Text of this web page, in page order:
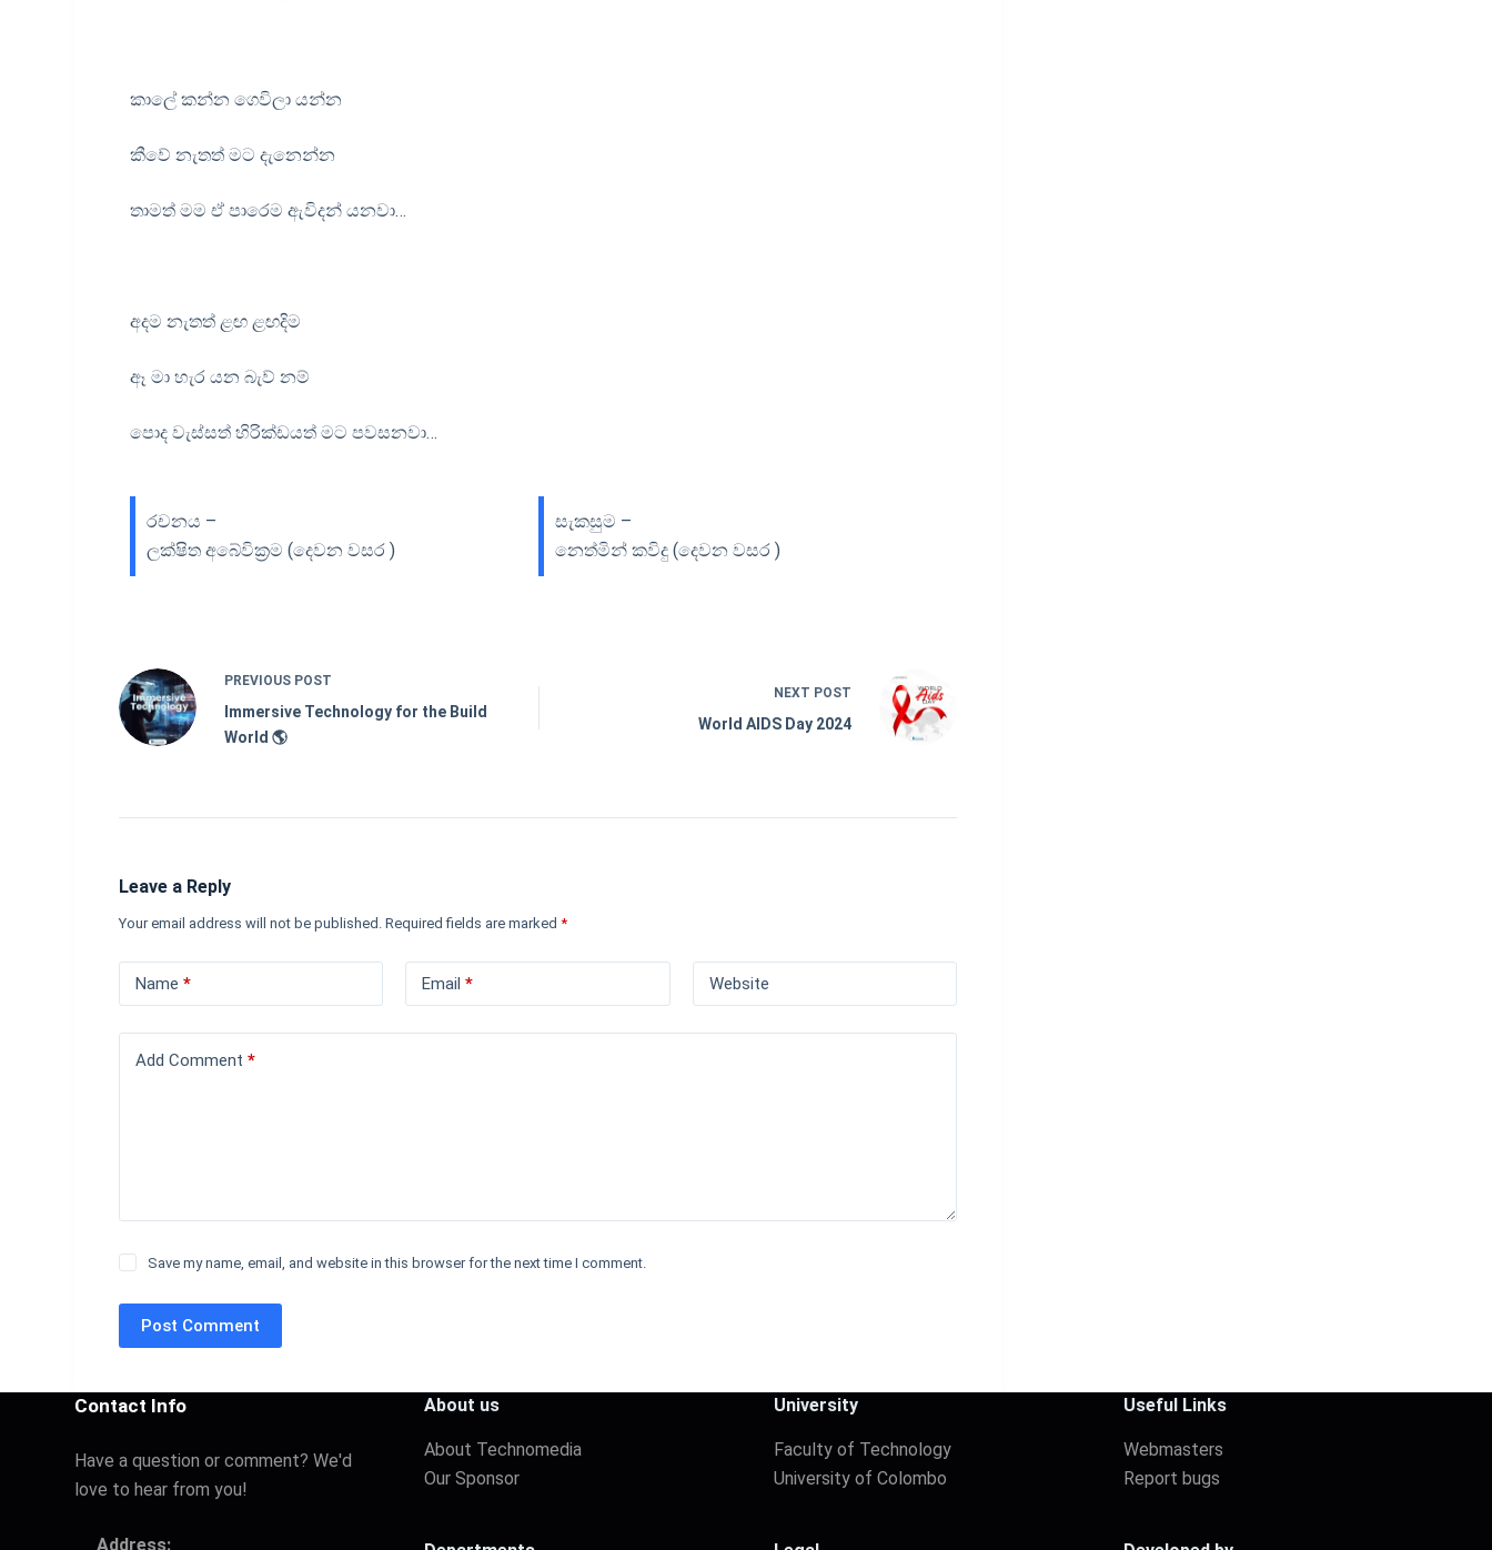
කාලේ කන්න ගෙවිලා යන්න
කීවේ නැතත් මට දැනෙන්න
තාමත් මම ඒ පාරෙම ඇවිදන් යනවා…
අදම නැතත් ළඟ ළඟදිම
ඈ මා හැර යන බැව් නම්
පොද වැස්සත් හිරික්ඩයත් මට පවසනවා…
රචනය –
ලක්ෂිත අබේවික්‍රම (දෙවන වසර )
සැකසුම –
නෙත්මින් කවිදු (දෙවන වසර )
PREVIOUS POST
Immersive Technology for the Build
World 🌎
NEXT POST
World AIDS Day 2024
Leave a Reply
Your email address will not be published. Required fields are marked*
Name * Email * Website
Add Comment *
Save my name, email, and website in this browser for the next time I comment.
Post Comment
Contact Info
Have a question or comment? We'd
love to hear from you!
Address:
About us
About Technomedia
Our Sponsor
University
Faculty of Technology
University of Colombo
Useful Links
Webmasters
Report bugs